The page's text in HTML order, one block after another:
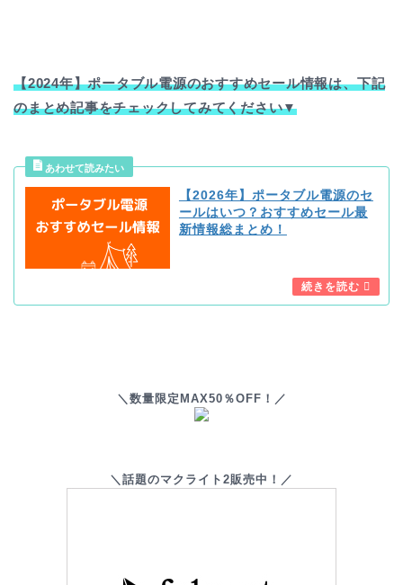
【2024年】ポータブル電源のおすすめセール情報は、下記
のまとめ記事をチェックしてみてください▼
【2026年】ポータブル電源のセ
ールはいつ？おすすめセール最
新情報総まとめ！
＼数量限定MAX50％OFF！／
＼話題のマクライト2販売中！／